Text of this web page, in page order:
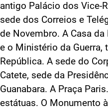
antigo Palácio dos Vice-
sede dos Correios e
de Novembro. A Casa
e o Ministério da Guerra,
República. A sede do
Catete, sede da
Guanabara. A Praça
estátuas. O Monumento